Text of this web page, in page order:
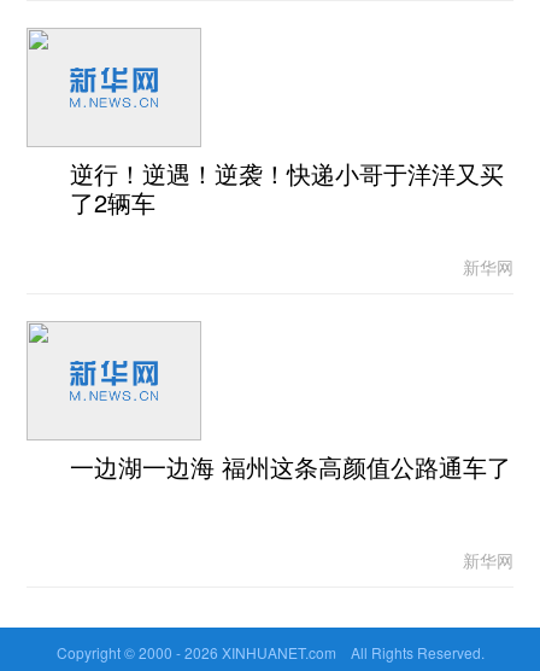
逆行！逆遇！逆袭！快递小哥于洋洋又买
了2辆车
新华网
一边湖一边海 福州这条高颜值公路通车了
新华网
Copyright © 2000 -2026 XINHUANET.com All Rights Reserved.